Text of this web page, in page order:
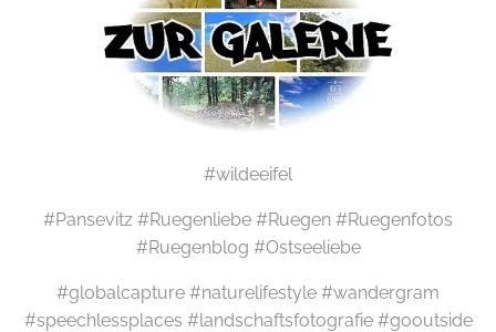
#wildeeifel
#Pansevitz #Ruegenliebe #Ruegen #Ruegenfotos
#Ruegenblog #Ostseeliebe
#globalcapture #naturelifestyle #wandergram
#speechlessplaces #landschaftsfotografie #gooutside